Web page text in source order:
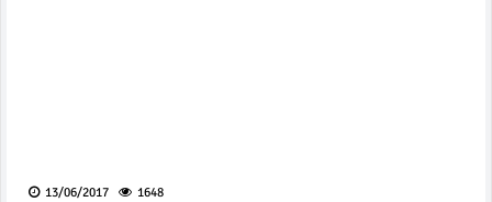
13/06/2017 1648